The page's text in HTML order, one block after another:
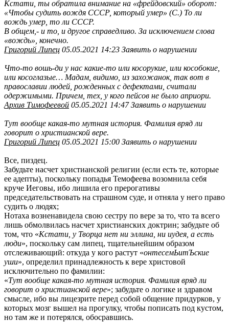
Кстати, ты обратила внимание на «фрейдовский» оборот:
«Чтобы судить вождя СССР, который умер» (С.) То ли
вождь умер, то ли СССР.
В общем,- и то, и другое справедливо. За исключением слова
«вождь», конечно.
Григорий Липец 05.05.2021 14:23 Заявить о нарушении
Что-то вошь-ди у нас какие-то или косорукие, или кособокие,
или косоглазые… Мадам, видимо, из захожанок, так вот в
православии людей, рожденных с дефектами, считали
одержимыми. Причем, тех, у кого пейсов не было априори.
Архив Тимофеевой 05.05.2021 14:47 Заявить о нарушении
Тут вообще какая-то мутная история. Фамилия вряд ли
говорит о христианской вере.
Григорий Липец 05.05.2021 15:00 Заявить о нарушении
Все, пиздец.
Забудьте насчет христианской религии (если есть те, которые
ее адепты), поскольку попадья Темофеева возомнила себя
круче Иеговы, ибо лишила его прерогативы
председательствовать на страшном суде, и отняла у него право
судить о людях;
Нотаха возненавидела свою сестру по вере за то, что та всего
лишь обмолвилась насчет христианских доктрин; забудьте об
том, что «Кстати, у Творца нет ни эллина, ни иудея, а есть
люди», поскольку сам липец, тщательнейшим образом
отслеживающий: откуда у кого растут «онтесемЬитЪские
уши», определил принадлежность к вере христовой
исключительно по фамилии:
«Тут вообще какая-то мутная история. Фамилия вряд ли
говорит о христианской вере»; забудьте о логике и здравом
смысле, ибо вы лицезрите перед собой общение придурков, у
которых мозг вышел на прогулку, чтобы пописать под кустом,
но там же и потерялся, обосравшись.